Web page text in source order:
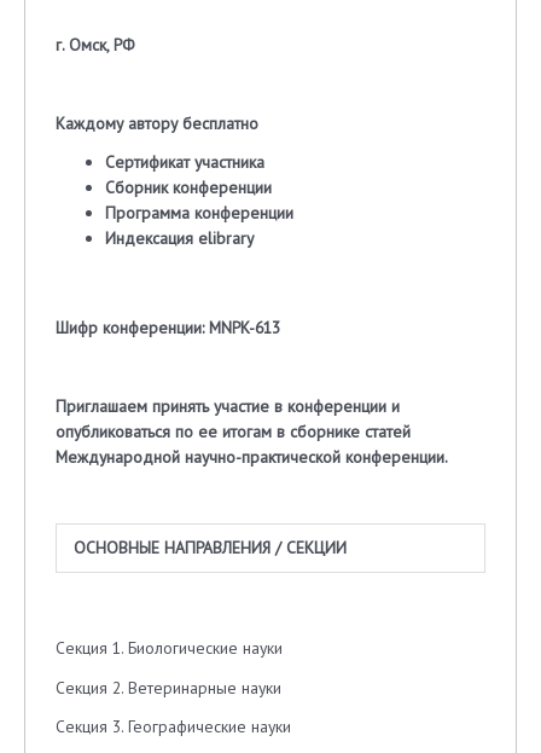
г. Омск, РФ
Каждому автору бесплатно
Сертификат участника
Сборник конференции
Программа конференции
Индексация elibrary
Шифр конференции: MNPK-613
Приглашаем принять участие в конференции и
опубликоваться по ее итогам в сборнике статей
Международной научно-практической конференции.
ОСНОВНЫЕ НАПРАВЛЕНИЯ / СЕКЦИИ
Секция 1. Биологические науки
Секция 2. Ветеринарные науки
Секция 3. Географические науки